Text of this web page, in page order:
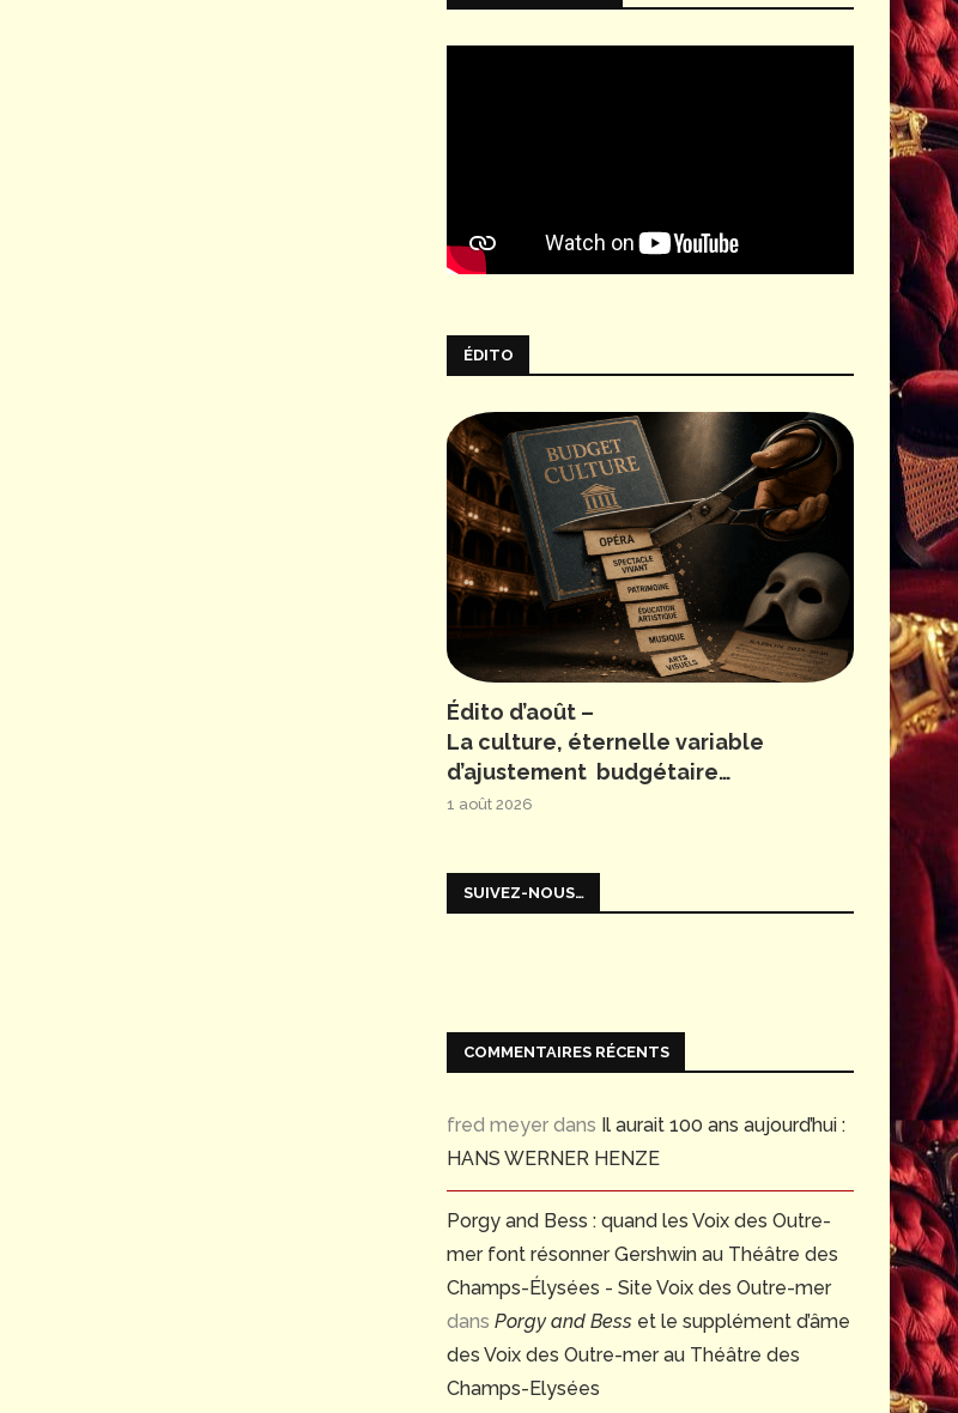
ÉDITO
Édito d’août –
La culture, éternelle variable
d’ajustement budgétaire…
1 août 2026
SUIVEZ-NOUS…
COMMENTAIRES RÉCENTS
fred meyer dans Il aurait 100 ans aujourd’hui :
HANS WERNER HENZE
Porgy and Bess : quand les Voix des Outre-
mer font résonner Gershwin au Théâtre des
Champs-Élysées - Site Voix des Outre-mer
dans Porgy and Bess et le supplément d’âme
des Voix des Outre-mer au Théâtre des
Champs-Elysées